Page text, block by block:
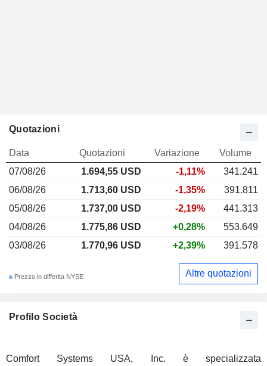
Profilo Società
Comfort Systems USA, Inc. è specializzata
Quotazioni
Data Quotazioni Variazione
Volume
07/08/26
1.694,55 USD -1,11%
341.241
06/08/26
1.713,60 USD -1,35%
391.811
05/08/26
1.737,00 USD -2,19%
441.313
04/08/26
1.775,86 USD +0,28%
553.649
03/08/26
1.770,96 USD +2,39% 391.578
Prezzo in differita NYSE Altre quotazioni